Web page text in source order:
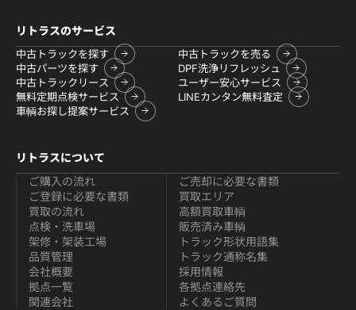
リトラスのサービス
中古トラックを探す
中古トラックを売る
中古パーツを探す
DPF洗浄リフレッシュ
中古トラックリース
ユーザー安心サービス
無料定期点検サービス
LINEカンタン無料査定
車輌お探し提案サービス
リトラスについて
ご購入の流れ
ご登録に必要な書類
買取の流れ
ご売却に必要な書類
買取エリア
高額買取車輌
点検・洗車場
架修・架装工場
品質管理
販売済み車輌
トラック形状用語集
トラック通称名集
会社概要
拠点一覧
関連会社
採用情報
各拠点連絡先
よくあるご質問